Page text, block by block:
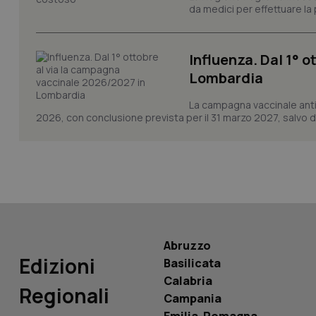
da medici per effettuare la
Influenza. Dal 1°
Lombardia
La campagna vaccinale
2026, con conclusione prevista per il 31 marzo 2027, salvo
Edizioni
Regionali
Abruzzo
Basilicata
Calabria
Campania
CookieScriptConsent
tracking-sites-
tracking-sites-